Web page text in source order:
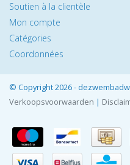
Soutien à la clientèle
Mon compte
Catégories
Coordonnées
© Copyright 2026 -
Verkoopsvoorwaarden |